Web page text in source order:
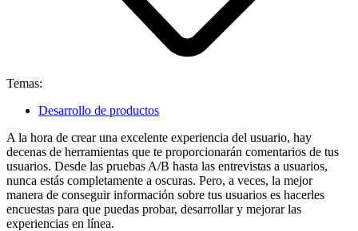
Temas:
Desarrollo de productos
A la hora de crear una excelente experiencia del usuario, hay
decenas de herramientas que te proporcionarán comentarios de tus
usuarios. Desde las pruebas A/B hasta las entrevistas a usuarios,
nunca estás completamente a oscuras. Pero, a veces, la mejor
manera de conseguir información sobre tus usuarios es hacerles
encuestas para que puedas probar, desarrollar y mejorar las
experiencias en línea.